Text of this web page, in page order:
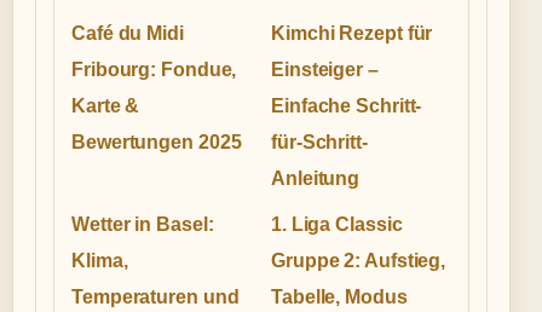
Café du Midi
Fribourg: Fondue,
Karte &
Bewertungen 2025
Kimchi Rezept für
Einsteiger –
Einfache Schritt-
für-Schritt-
Anleitung
Wetter in Basel:
Klima,
Temperaturen und
1. Liga Classic
Gruppe 2: Aufstieg,
Tabelle, Modus